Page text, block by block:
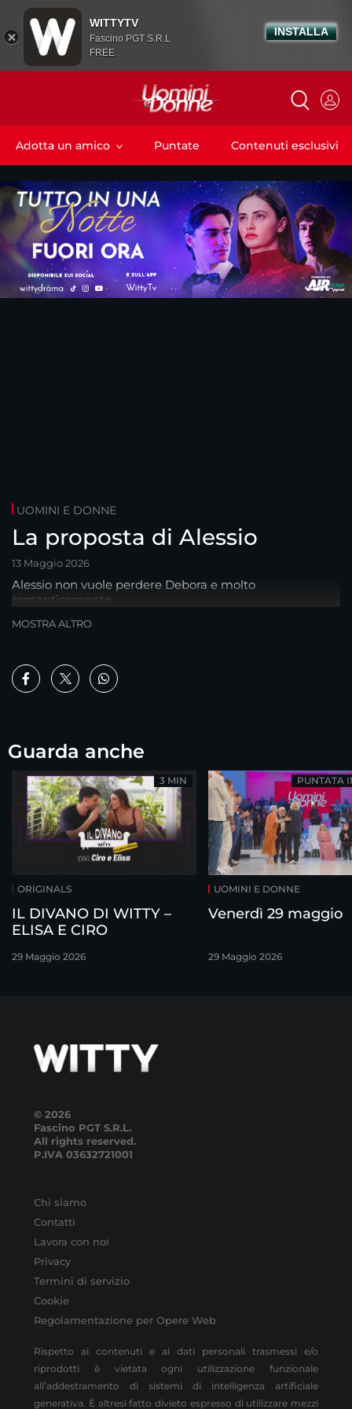
Adotta un amico Puntate Contenuti esclusivi
UOMINI E DONNE
La proposta di Alessio
13 Maggio 2026
Alessio non vuole perdere Debora e molto
romanticamente...
MOSTRA ALTRO
Guarda anche
ORIGINALS
IL DIVANO DI WITTY –
ELISA E CIRO
29 Maggio 2026
3 MIN
UOMINI E DONNE
Venerdì 29 maggio
29 Maggio 2026
PUNTATA
© 2026
Fascino PGT S.R.L.
All rights reserved.
P.IVA 03632721001
Chi siamo
Contatti
Lavora con noi
Privacy
Termini di servizio
Cookie
Regolamentazione per Opere Web
Rispetto ai contenuti e ai dati personali trasmessi e/o
riprodotti è vietata ogni utilizzazione funzionale
all’addestramento di sistemi di intelligenza artificiale
generativa. È altresì fatto divieto espresso di utilizzare mezzi
WITTYTV
Fascino PGT S.R.L
FREE
INSTALLA